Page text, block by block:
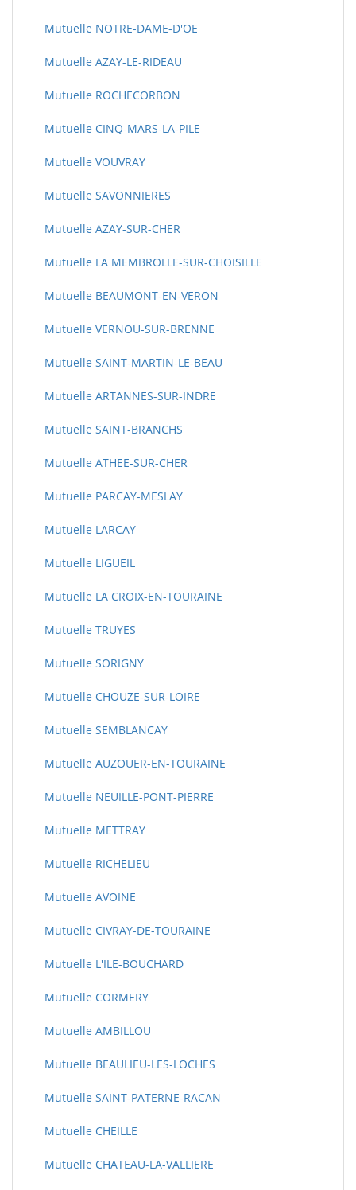
Mutuelle NOTRE-DAME-D'OE
Mutuelle AZAY-LE-RIDEAU
Mutuelle ROCHECORBON
Mutuelle CINQ-MARS-LA-PILE
Mutuelle VOUVRAY
Mutuelle SAVONNIERES
Mutuelle AZAY-SUR-CHER
Mutuelle LA MEMBROLLE-SUR-CHOISILLE
Mutuelle BEAUMONT-EN-VERON
Mutuelle VERNOU-SUR-BRENNE
Mutuelle SAINT-MARTIN-LE-BEAU
Mutuelle ARTANNES-SUR-INDRE
Mutuelle SAINT-BRANCHS
Mutuelle ATHEE-SUR-CHER
Mutuelle PARCAY-MESLAY
Mutuelle LARCAY
Mutuelle LIGUEIL
Mutuelle LA CROIX-EN-TOURAINE
Mutuelle TRUYES
Mutuelle SORIGNY
Mutuelle CHOUZE-SUR-LOIRE
Mutuelle SEMBLANCAY
Mutuelle AUZOUER-EN-TOURAINE
Mutuelle NEUILLE-PONT-PIERRE
Mutuelle METTRAY
Mutuelle RICHELIEU
Mutuelle AVOINE
Mutuelle CIVRAY-DE-TOURAINE
Mutuelle L'ILE-BOUCHARD
Mutuelle CORMERY
Mutuelle AMBILLOU
Mutuelle BEAULIEU-LES-LOCHES
Mutuelle SAINT-PATERNE-RACAN
Mutuelle CHEILLE
Mutuelle CHATEAU-LA-VALLIERE